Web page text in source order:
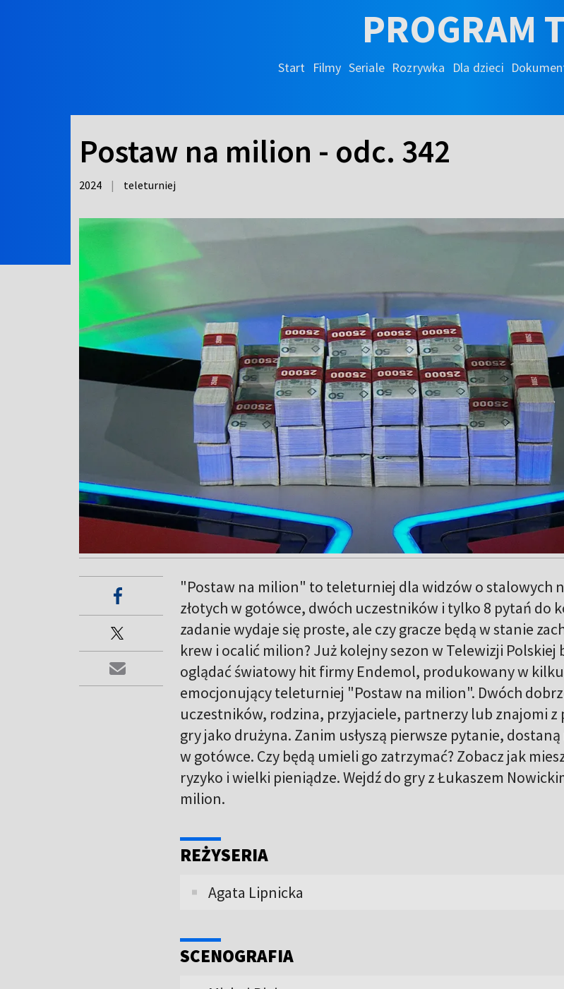
PROGRAM
Start Filmy Seriale Rozrywka Dla dzieci
Postaw na milion - odc. 342
2024 | teleturniej
"Postaw na milion" to teleturniej dla widzów o stalowych
złotych w gotówce, dwóch uczestników i tylko 8 pytań do
zadanie wydaje się proste, ale czy gracze będą w stanie
krew i ocalić milion? Już kolejny sezon w Telewizji Polskiej
oglądać światowy hit firmy Endemol, produkowany w
emocjonujący teleturniej "Postaw na milion". Dwóch
uczestników, rodzina, przyjaciele, partnerzy lub znajomi z
gry jako drużyna. Zanim usłyszą pierwsze pytanie,
w gotówce. Czy będą umieli go zatrzymać? Zobacz jak
ryzyko i wielki pieniądze. Wejdź do gry z Łukaszem
milion.
REŻYSERIA
Agata Lipnicka
SCENOGRAFIA